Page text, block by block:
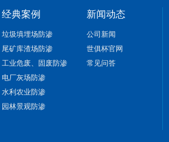
经典案例
垃圾填埋场防渗
尾矿库渣场防渗
工业危废、固废防渗
电厂灰场防渗
水利农业防渗
园林景观防渗
新闻动态
公司新闻
世俱杯官网
常见问答